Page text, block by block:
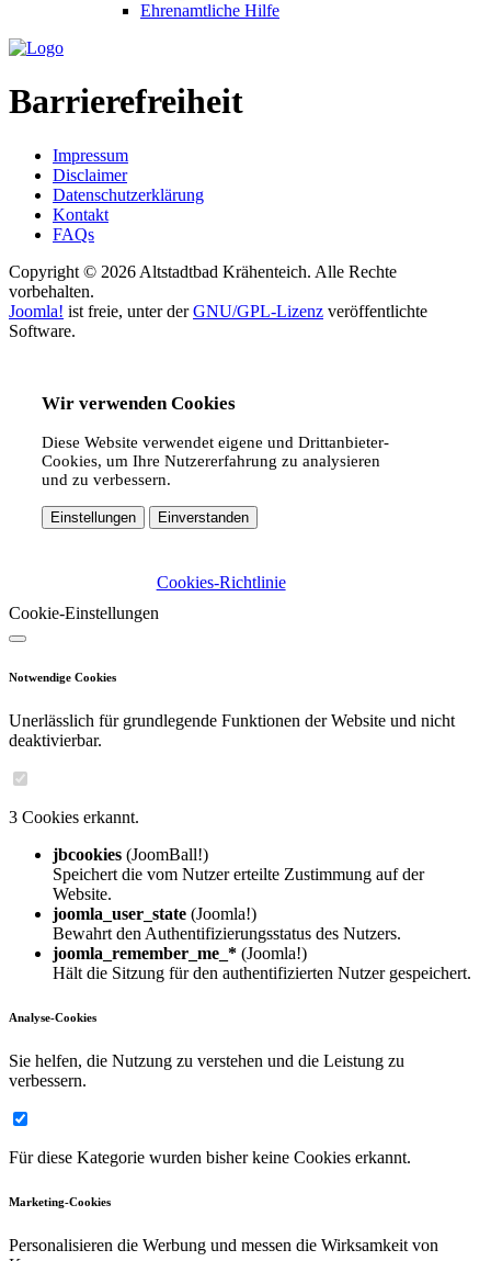
Ehrenamtliche Hilfe
Barrierefreiheit
Impressum
Disclaimer
Datenschutzerklärung
Kontakt
FAQs
Copyright © 2026 Altstadtbad Krähenteich. Alle Rechte
vorbehalten.
Joomla! ist freie, unter derGNU/GPL-Lizenz veröffentlichte
Software.
Wir verwenden Cookies
Diese Website verwendet eigene und Drittanbieter-
Cookies, um Ihre Nutzererfahrung zu analysieren
und zu verbessern.
Einstellungen Einverstanden
Cookies-Richtlinie
Cookie-Einstellungen
Notwendige Cookies
Unerlässlich für grundlegende Funktionen der Website und nicht
deaktivierbar.
3 Cookies erkannt.
jbcookies (JoomBall!)
Speichert die vom Nutzer erteilte Zustimmung auf der
Website.
joomla_user_state (Joomla!)
Bewahrt den Authentifizierungsstatus des Nutzers.
joomla_remember_me_* (Joomla!)
Hält die Sitzung für den authentifizierten Nutzer gespeichert.
Analyse-Cookies
Sie helfen, die Nutzung zu verstehen und die Leistung zu
verbessern.
Für diese Kategorie wurden bisher keine Cookies erkannt.
Marketing-Cookies
Personalisieren die Werbung und messen die Wirksamkeit von